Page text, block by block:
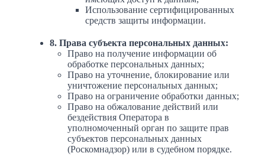
Использование сертифицированных
средств защиты информации.
8. Права субъекта персональных данных:
Право на получение информации об
обработке персональных данных;
Право на уточнение, блокирование или
уничтожение персональных данных;
Право на ограничение обработки данных;
Право на обжалование действий или
бездействия Оператора в
уполномоченный орган по защите прав
субъектов персональных данных
(Роскомнадзор) или в судебном порядке.